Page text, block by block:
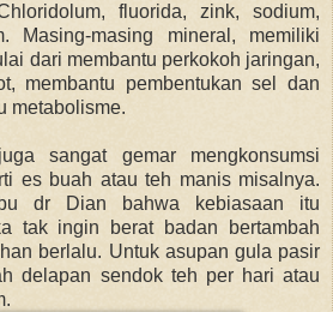
fluorida, zink, sodium,
Masing-masing mineral, memiliki
dari membantu perkokoh jaringan,
membantu pembentukan sel dan
metabolisme.
sangat gemar mengkonsumsi
es buah atau teh manis misalnya.
dr Dian bahwa kebiasaan itu
tak ingin berat badan bertambah
berlalu. Untuk asupan gula pasir
delapan sendok teh per hari atau